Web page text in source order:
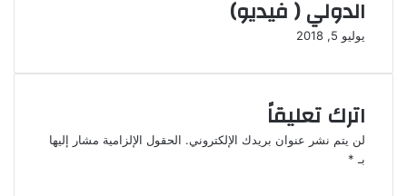
الدولي ( فيديو)
يوليو 5, 2018
اترك تعليقاً
لن يتم نشر عنوان بريدك الإلكتروني. الحقول الإلزامية مشار إليها
بـ *